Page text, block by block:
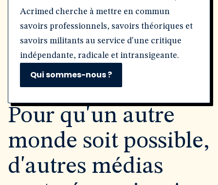
Acrimed cherche à mettre en commun
savoirs professionnels, savoirs théoriques et
savoirs militants au service d'une critique
indépendante, radicale et intransigeante.
Qui sommes-nous ?
Pour qu'un autre
monde soit possible,
d'autres médias